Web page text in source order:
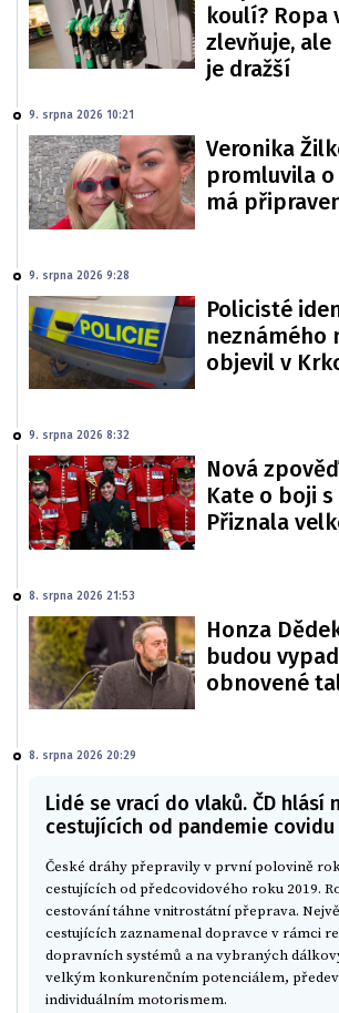
koulí? Ropa
zlevňuje, ale
je dražší
9. srpna 2026 10:21
Veronika
promluvila o
má
9. srpna 2026 9:28
Policisté
neznámého
objevil v
9. srpna 2026 8:32
Nová
Kate o boji
Přiznala
8. srpna 2026 21:53
Honza
budou
obnovené
8. srpna 2026 20:29
Lidé se vrací do vlaků. ČD hlásí
cestujících od pandemie covidu
České dráhy přepravily v první polovině
cestujících od předcovidového roku 2019.
cestování táhne vnitrostátní přeprava.
cestujících zaznamenal dopravce v rámci
dopravních systémů a na vybraných
velkým konkurenčním potenciálem,
individuálním motorismem.